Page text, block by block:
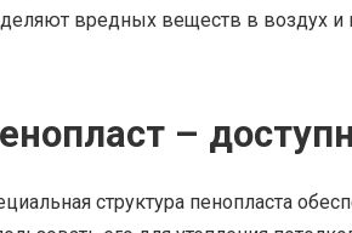
вредных веществ в воздух и
–
структура пенопласта